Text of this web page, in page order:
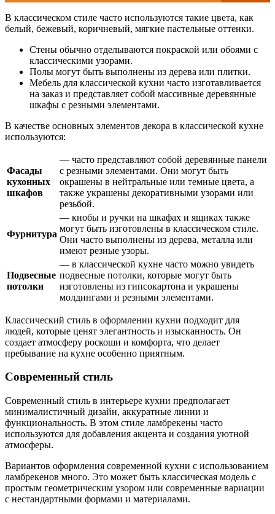
В классическом стиле часто используются такие цвета, как
белый, бежевый, коричневый, мягкие пастельные оттенки.
Стены обычно отделываются покраской или обоями с
классическими узорами.
Полы могут быть выполнены из дерева или плитки.
Мебель для классической кухни часто изготавливается
на заказ и представляет собой массивные деревянные
шкафы с резными элементами.
В качестве основных элементов декора в классической кухне
используются:
Фасады
кухонных
шкафов
— часто представляют собой деревянные панели
с резными элементами. Они могут быть
окрашены в нейтральные или темные цвета, а
также украшены декоративными узорами или
резьбой.
Фурнитура
— кнобы и ручки на шкафах и ящиках также
могут быть изготовлены в классическом стиле.
Они часто выполнены из дерева, металла или
имеют резные узоры.
Подвесные
потолки
— в классической кухне часто можно увидеть
подвесные потолки, которые могут быть
изготовлены из гипсокартона и украшены
молдингами и резными элементами.
Классический стиль в оформлении кухни подходит для
людей, которые ценят элегантность и изысканность. Он
создает атмосферу роскоши и комфорта, что делает
пребывание на кухне особенно приятным.
Современный стиль
Современный стиль в интерьере кухни предполагает
минималистичный дизайн, аккуратные линии и
функциональность. В этом стиле ламбрекены часто
используются для добавления акцента и создания уютной
атмосферы.
Вариантов оформления современной кухни с использованием
ламбрекенов много. Это может быть классическая модель с
простым геометрическим узором или современные вариации
с нестандартными формами и материалами.